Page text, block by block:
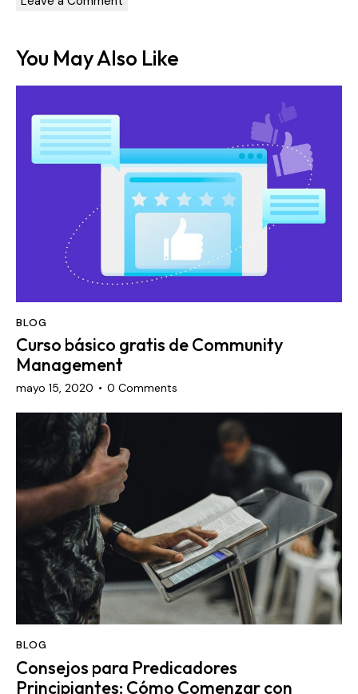
You May Also Like
BLOG
Curso básico gratis de Community
Management
mayo 15, 2020 0 Comments
BLOG
Consejos para Predicadores
Principiantes: Cómo Comenzar con